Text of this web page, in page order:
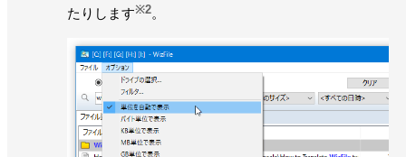
たりします※2。